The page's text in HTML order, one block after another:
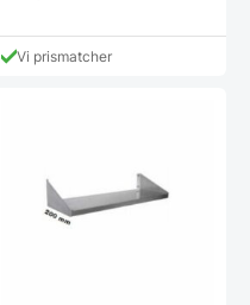
Vi prismatcher